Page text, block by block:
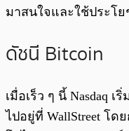
มาสนใจและใช้ประโ
ดัชนี Bitcoin
เมื่อเร็ว ๆ นี้ Nasdaq
ไปอยู่ที่ WallStreet โ